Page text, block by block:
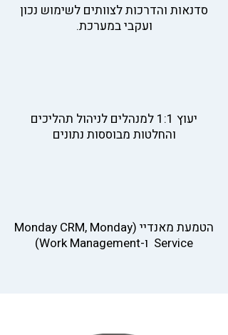
סדנאות והדרכות לצוותים לשימוש נכון
ועקבי במערכת.
יעוץ 1:1 למנהלים לניהול תהליכים
והחלטות מבוססות נתונים
הטמעת מאנדיי (Monday CRM, Monday
Service ו-Work Management)